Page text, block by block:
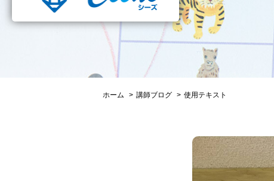
ホーム 講師ブログ 使用テキスト